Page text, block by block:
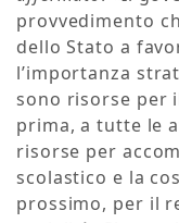
provvedimento
dello Stato a
l’importanza
sono risorse per
prima, a tutte le
risorse per
scolastico e la
prossimo, per il